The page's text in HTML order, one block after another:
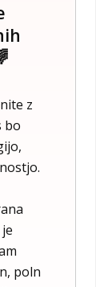
z
bo
poln